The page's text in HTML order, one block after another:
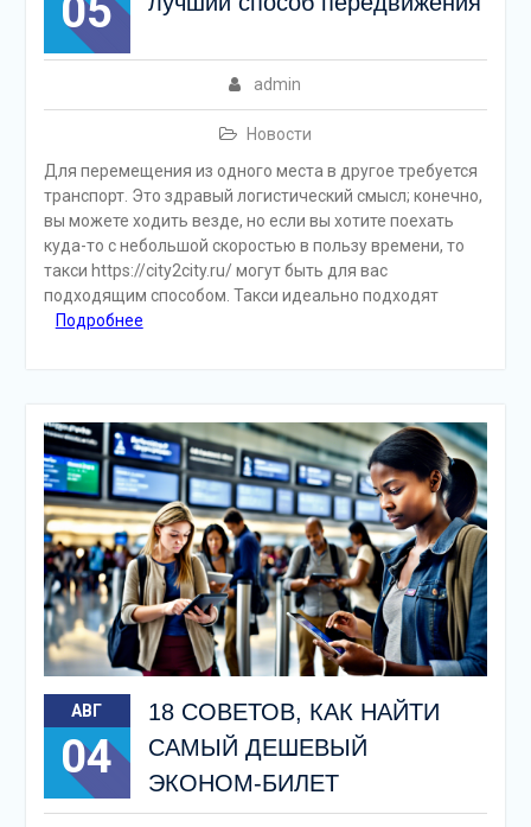
05
admin
Новости
Для перемещения из одного места в другое требуется
транспорт. Это здравый логистический смысл; конечно,
вы можете ходить везде, но если вы хотите поехать
куда-то с небольшой скоростью в пользу времени, то
такси https://city2city.ru/ могут быть для вас
подходящим способом. Такси идеально подходят
Подробнее
АВГ
04
18 СОВЕТОВ, КАК НАЙТИ
САМЫЙ ДЕШЕВЫЙ
ЭКОНОМ-БИЛЕТ